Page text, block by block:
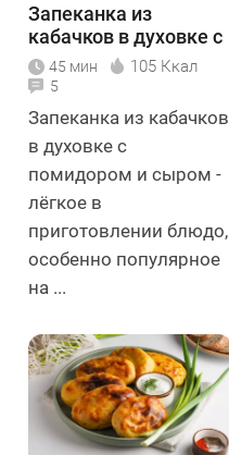
Запеканка из
кабачков в духовке с
помидором и сыром
45 мин 105 Ккал
5
Запеканка из кабачков
в духовке с
помидором и сыром -
лёгкое в
приготовлении блюдо,
особенно популярное
на ...